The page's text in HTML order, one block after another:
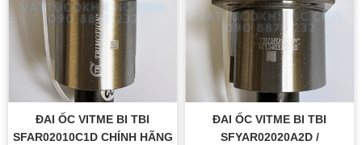
ĐAI ỐC VITME BI TBI
SFAR02010C1D CHÍNH HÃNG
ĐAI ỐC VITME BI TBI
SFYAR02020A2D /